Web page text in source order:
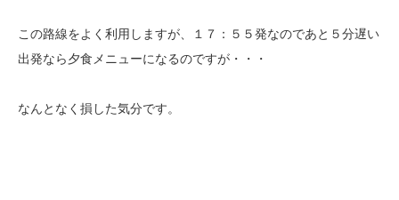
この路線をよく利用しますが、１７：５５発なのであと５分遅い
出発なら夕食メニューになるのですが・・・
なんとなく損した気分です。